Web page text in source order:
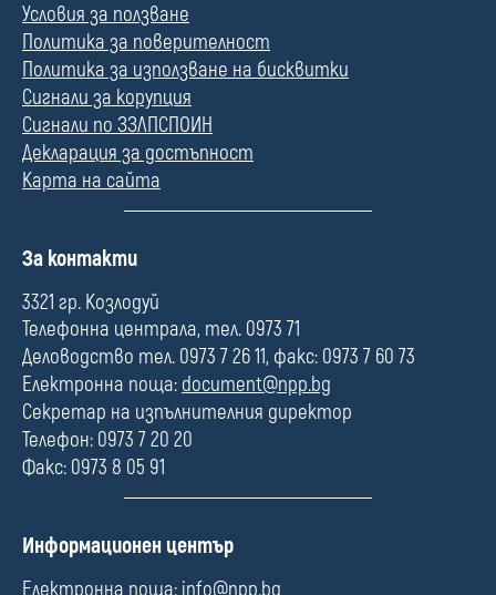
Условия за ползване
Политика за поверителност
Политика за използване на бисквитки
Сигнали за корупция
Сигнали по ЗЗЛПСПОИН
Декларация за достъпност
Карта на сайта
П
л
е
За контакти
3321 гр. Козлодуй
Телефонна централа, тел. 0973 71
Деловодство тел. 0973 7 26 11, факс: 0973 7 60 73
Електронна поща: document@npp.bg
Секретар на изпълнителния директор
Телефон: 0973 7 20 20
Факс: 0973 8 05 91
П
л
Информационен център